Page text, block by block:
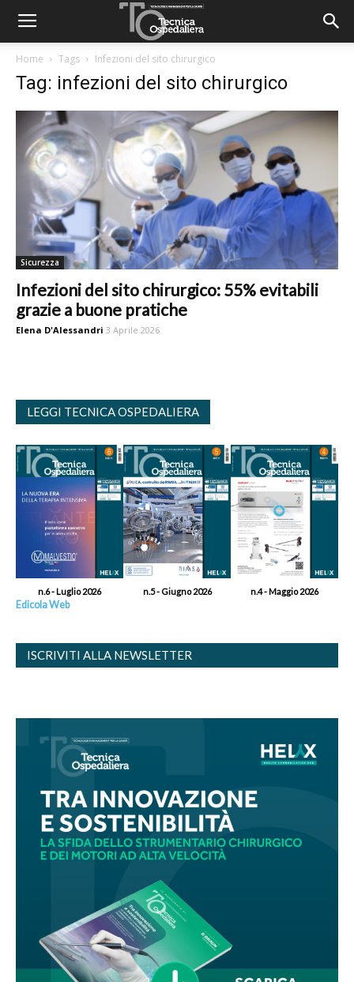
Home Tags Infezioni del sito chirurgico
Tag: infezioni del sito chirurgico
Sicurezza
Infezioni del sito chirurgico: 55% evitabili
grazie a buone pratiche
Elena D'Alessandri 3 Aprile 2026
LEGGI TECNICA OSPEDALIERA
n.6 - Luglio 2026 n.5 - Giugno 2026 n.4 - Maggio 2026
Edicola Web
ISCRIVITI ALLA NEWSLETTER